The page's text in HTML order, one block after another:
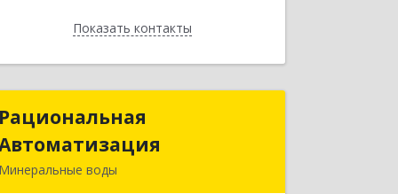
Показать контакты
Назад
Рациональная
Минеральные воды
Рациональная
Автоматизация